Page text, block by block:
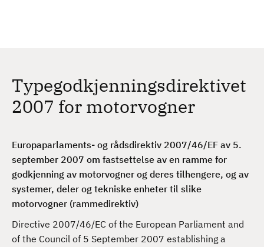
Typegodkjenningsdirektivet
2007 for motorvogner
Europaparlaments- og rådsdirektiv 2007/46/EF av 5.
september 2007 om fastsettelse av en ramme for
godkjenning av motorvogner og deres tilhengere, og av
systemer, deler og tekniske enheter til slike
motorvogner (rammedirektiv)
Directive 2007/46/EC of the European Parliament and
of the Council of 5 September 2007 establishing a